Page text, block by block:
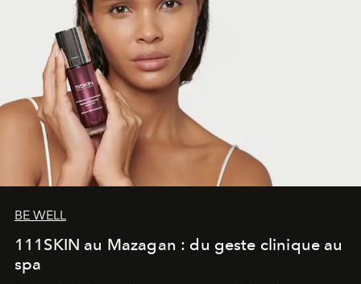
BE WELL
111SKIN au Mazagan : du geste clinique au
spa